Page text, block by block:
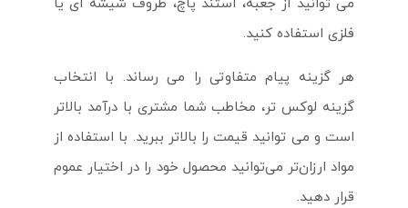
می توانید از جعبه، استند پاچ، ظروف شیشه ای یا
فلزی استفاده کنید.
هر گزینه پیام متفاوتی را می رساند. با انتخاب
گزینه لوکس تر، مخاطب شما مشتری با درآمد بالاتر
است و می توانید قیمت را بالاتر ببرید. با استفاده از
مواد ارزان‌تر می‌توانید محصول خود را در اختیار عموم
قرار دهید.